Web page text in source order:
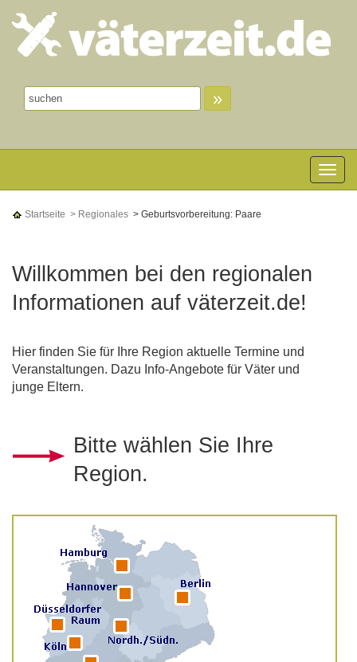
»
Toggle
Startseite > Regionales > Geburtsvorbereitung: Paare
Willkommen bei den regionalen
Informationen auf väterzeit.de!
Hier finden Sie für Ihre Region aktuelle Termine und
Veranstaltungen. Dazu Info-Angebote für Väter und
junge Eltern.
Bitte wählen Sie Ihre
Region.